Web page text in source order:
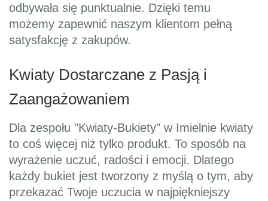
odbywała się punktualnie. Dzięki temu
możemy zapewnić naszym klientom pełną
satysfakcję z zakupów.
Kwiaty Dostarczane z Pasją i
Zaangażowaniem
Dla zespołu "Kwiaty-Bukiety" w Imielnie kwiaty
to coś więcej niż tylko produkt. To sposób na
wyrażenie uczuć, radości i emocji. Dlatego
każdy bukiet jest tworzony z myślą o tym, aby
przekazać Twoje uczucia w najpiękniejszy